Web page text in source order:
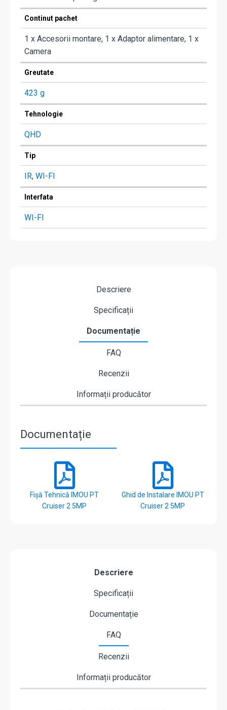
Continut pachet
1 x Accesorii montare, 1 x Adaptor alimentare, 1 x
Camera
Greutate
423 g
Tehnologie
QHD
Tip
IR, WI-FI
Interfata
WI-FI
Descriere
Specificații
Documentație
FAQ
Recenzii
Informații producător
Documentație
Fișă Tehnică IMOU PT
Cruiser 2 5MP
Ghid de Instalare IMOU PT
Cruiser 2 5MP
Descriere
Specificații
Documentație
FAQ
Recenzii
Informații producător